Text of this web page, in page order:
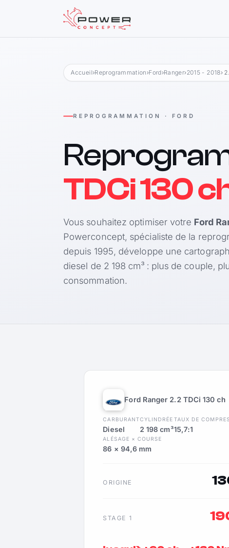
Accueil›Reprogrammation ›Ford›Ranger›2015 - 2018›
REPROGRAMMATION · FORD
TDCi 130
Vous souhaitez optimiser votre Ford
Powerconcept, spécialiste de la
depuis 1995, développe une
diesel de 2 198 cm³ : plus de couple,
consommation.
Ford Ranger 2.2 TDCi 130 ch
CARBURANT
Diesel
CYLINDRÉE
2 198 cm³
TAUX DE
15,7:1
ALÉSAGE × COURSE
86 × 94,6 mm
ORIGINE
STAGE 1